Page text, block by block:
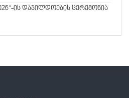
ის დაჯილდოების ცერემონია